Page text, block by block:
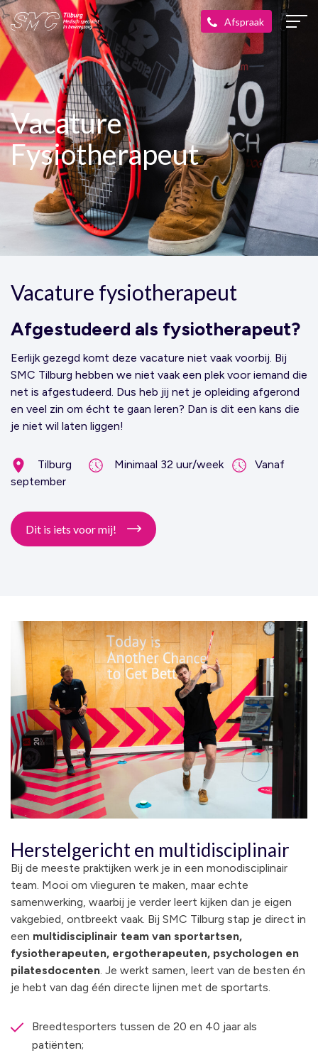
Vacature
Fysiotherapeut
Vacature fysiotherapeut
Afgestudeerd als fysiotherapeut?
Eerlijk gezegd komt deze vacature niet vaak voorbij. Bij
SMC Tilburg hebben we niet vaak een plek voor iemand die
net is afgestudeerd. Dus heb jij net je opleiding afgerond
en veel zin om écht te gaan leren? Dan is dit een kans die
je niet wil laten liggen!
Tilburg Minimaal 32 uur/week
Vanaf
september
Dit is iets voor mij!
Herstelgericht en multidisciplinair
Bij de meeste praktijken werk je in een monodisciplinair
team. Mooi om vlieguren te maken, maar echte
samenwerking, waarbij je verder leert kijken dan je eigen
vakgebied, ontbreekt vaak. Bij SMC Tilburg stap je direct in
een multidisciplinair team van sportartsen,
fysiotherapeuten, ergotherapeuten, psychologen en
pilatesdocenten. Je werkt samen, leert van de besten én
je hebt van dag één directe lijnen met de sportarts.
Breedtesporters tussen de 20 en 40 jaar als
patiënten;